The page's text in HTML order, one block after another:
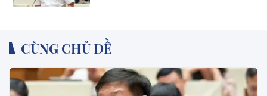
CÙNG CHỦ ĐỀ